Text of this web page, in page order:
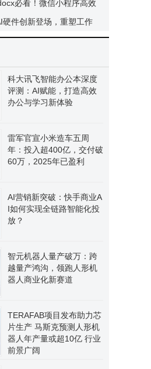
兔」成移动办公新宠
必看！微信小程序高效
音件创新登场，重塑工作
科大讯飞智能办公本深度
评测：AI赋能，打造高效
办公与学习新体验
雷军官宣小米造车五周
年：投入超400亿，交付破
60万，2025年已盈利
AI营销新突破：快手商业A
I如何实现全链路智能化投
放？
智元机器人量产破万：跨
越量产鸿沟，领跑人形机
器人商业化新赛道
TERAFAB项目发布助力芯
片生产 马斯克预测人形机
器人年产量或超10亿 行业
前景广阔